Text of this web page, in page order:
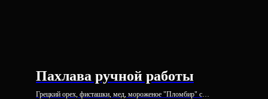
Пахлава ручной работы
Грецкий орех, фисташки, мед, мороженое "Пломбир" с